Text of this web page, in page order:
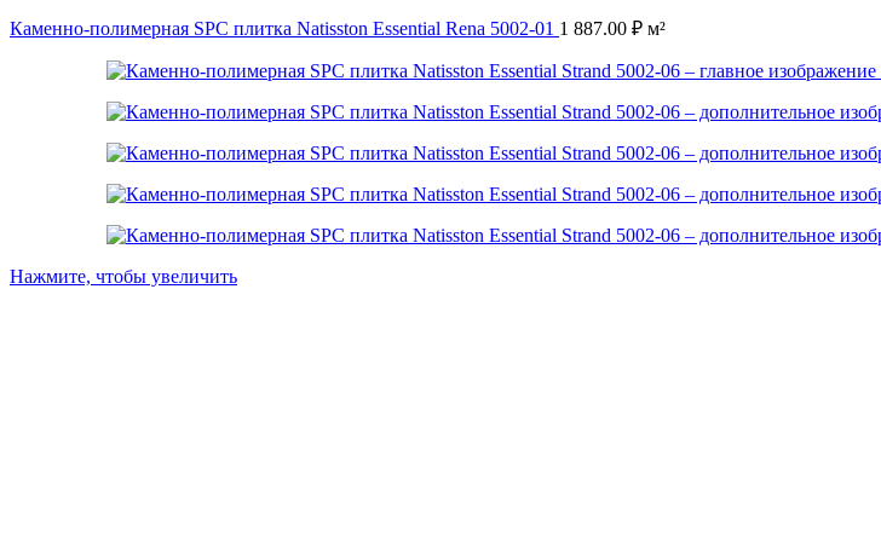
Каменно-полимерная SPC плитка Natisston Essential Rena 5002-01 1 887.00 ₽ м²
Нажмите, чтобы увеличить